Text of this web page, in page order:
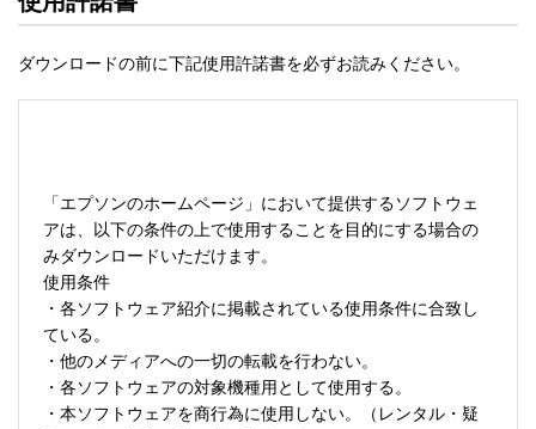
ダウンロードの前に下記使用許諾書を必ずお読みください。
「エプソンのホームページ」において提供するソフトウェ
アは、以下の条件の上で使用することを目的にする場合の
みダウンロードいただけます。
使用条件
・各ソフトウェア紹介に掲載されている使用条件に合致し
ている。
・他のメディアへの一切の転載を行わない。
・各ソフトウェアの対象機種用として使用する。
・本ソフトウェアを商行為に使用しない。（レンタル・疑